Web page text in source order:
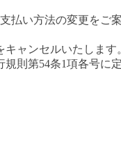
払い方法の変更をご
ャンセルいたします
則第54条1項各号に